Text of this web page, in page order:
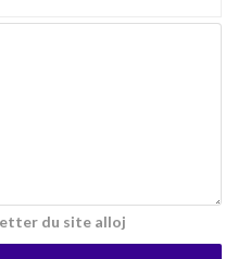
du site alloj